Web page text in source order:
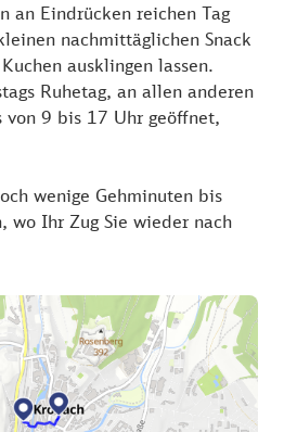
an Eindrücken reichen Tag
nachmittäglichen Snack
ausklingen lassen.
Ruhetag, an allen anderen
von 9 bis 17 Uhr geöffnet,
wenige Gehminuten bis
wo Ihr Zug Sie wieder nach